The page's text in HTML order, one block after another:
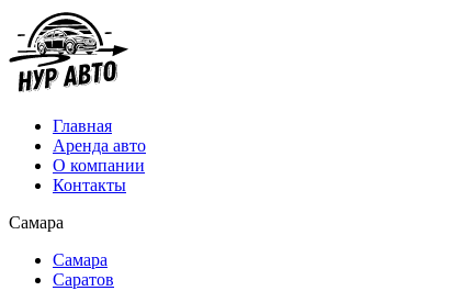
Главная
Аренда авто
О компании
Контакты
Самара
Самара
Саратов